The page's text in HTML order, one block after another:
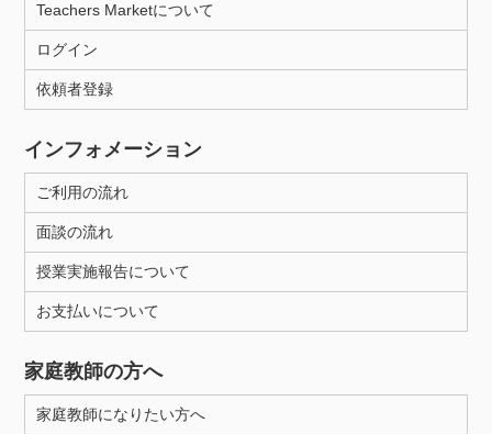
Teachers Marketについて
ログイン
依頼者登録
インフォメーション
ご利用の流れ
面談の流れ
授業実施報告について
お支払いについて
家庭教師の方へ
家庭教師になりたい方へ